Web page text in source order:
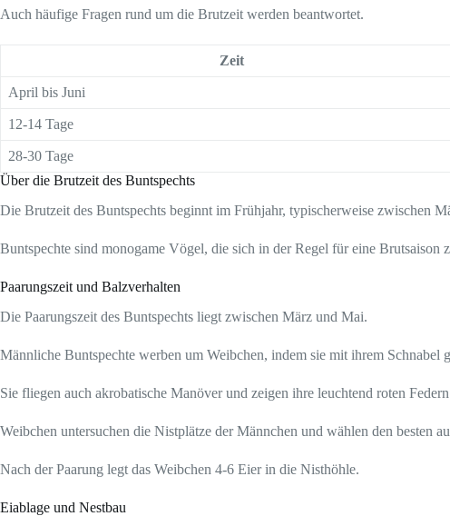
Auch häufige Fragen rund um die Brutzeit werden beantwortet.
Zeit
April bis Juni
12-14 Tage
28-30 Tage
Über die Brutzeit des Buntspechts
Die Brutzeit des Buntspechts beginnt im Frühjahr, typischerweise zwischen
Buntspechte sind monogame Vögel, die sich in der Regel für eine Brutsaison
Paarungszeit und Balzverhalten
Die Paarungszeit des Buntspechts liegt zwischen März und Mai.
Männliche Buntspechte werben um Weibchen, indem sie mit ihrem Schnabel
Sie fliegen auch akrobatische Manöver und zeigen ihre leuchtend roten
Weibchen untersuchen die Nistplätze der Männchen und wählen den besten
Nach der Paarung legt das Weibchen 4-6 Eier in die Nisthöhle.
Eiablage und Nestbau